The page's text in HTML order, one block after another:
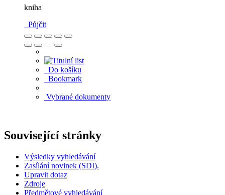
kniha
Půjčit
Do košíku
Bookmark
Vybrané dokumenty
Související stránky
Výsledky vyhledávání
Zasílání novinek (SDI).
Upravit dotaz
Zdroje
Předmětové vyhledávání